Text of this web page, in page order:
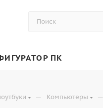
ПК
— Компьютеры —